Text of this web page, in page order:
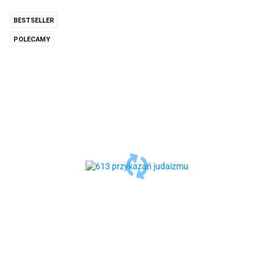
BESTSELLER
POLECAMY